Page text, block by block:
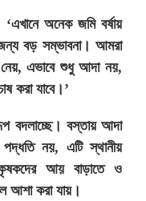
অনেক জমি বর্ষায়
বড় সম্ভাবনা। আমরা
এভাবে শুধু আদা নয়,
করা যাবে।’
বদলাচ্ছে। বস্তায় আদা
নয়, এটি স্থানীয়
কৃষকদের আয় বাড়াতে ও
আশা করা যায়।